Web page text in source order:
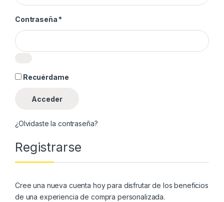
Contraseña *
Recuérdame
Acceder
¿Olvidaste la contraseña?
Registrarse
Cree una nueva cuenta hoy para disfrutar de los beneficios
de una experiencia de compra personalizada.